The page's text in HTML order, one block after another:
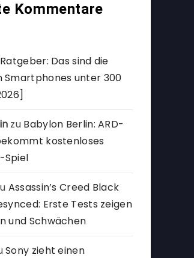
Kommentare
Ratgeber: Das sind die
Smartphones unter 300
zu Babylon Berlin: ARD-
kostenloses
Spiel
Assassin’s Creed Black
Erste Tests zeigen
und Schwächen
Sony zieht einen